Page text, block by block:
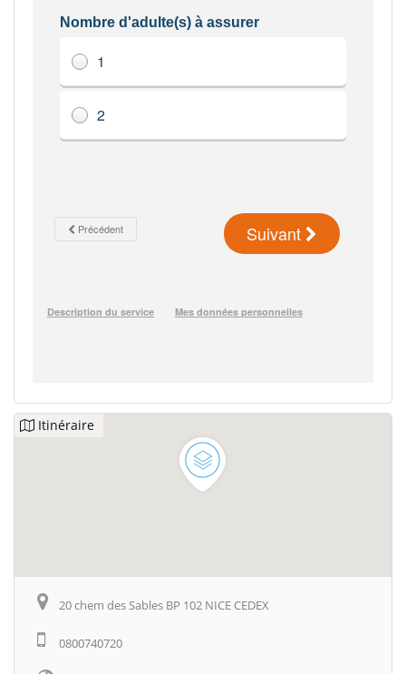
Itinéraire
20 chem des Sables BP 102 NICE CEDEX
0800740720